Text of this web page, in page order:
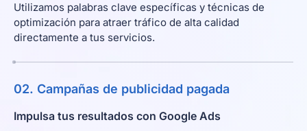
Utilizamos palabras clave específicas y técnicas de
optimización para atraer tráfico de alta calidad
directamente a tus servicios.
02. Campañas de publicidad pagada
Impulsa tus resultados con Google Ads